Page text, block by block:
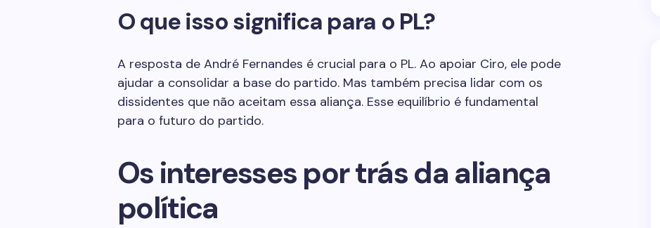
O que isso significa para o PL?
A resposta de André Fernandes é crucial para o PL. Ao apoiar Ciro, ele pode
ajudar a consolidar a base do partido. Mas também precisa lidar com os
dissidentes que não aceitam essa aliança. Esse equilíbrio é fundamental
para o futuro do partido.
Os interesses por trás da aliança
política